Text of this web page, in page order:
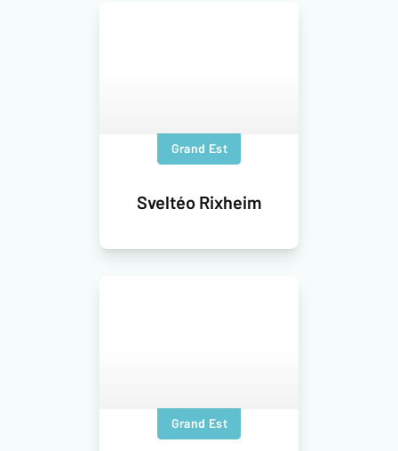
Grand Est
Sveltéo Rixheim
Grand Est